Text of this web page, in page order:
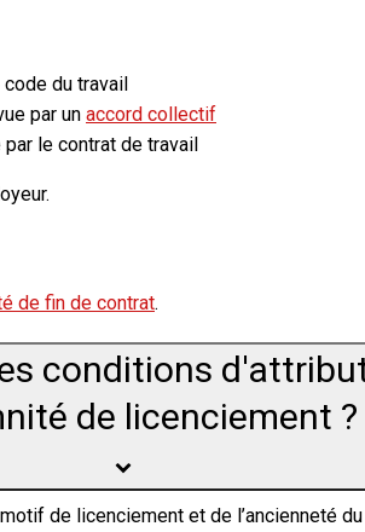
code du travail
par un accord collectif
le contrat de travail
de fin de contrat.
conditions
de licenciement ?
motif de licenciement et de l’ancienneté